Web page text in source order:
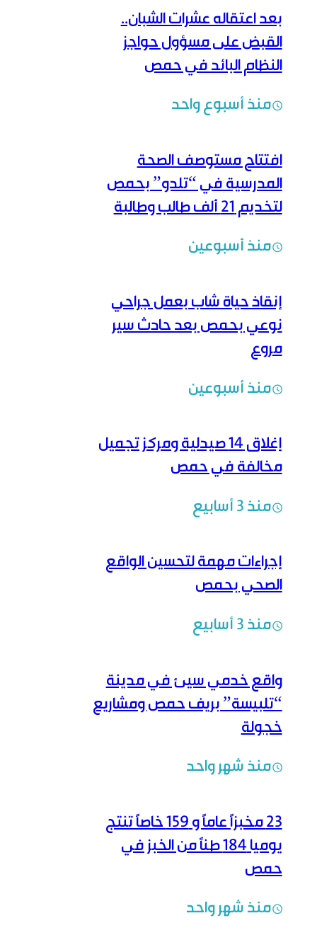
بعد اعتقاله عشرات الشبان..
القبض على مسؤول حواجز
النظام البائد في حمص
منذ أسبوع واحد
افتتاح مستوصف الصحة
المدرسية في “تلدو” بحمص
لتخديم 21 ألف طالب وطالبة
منذ أسبوعين
إنقاذ حياة شاب بعمل جراحي
نوعي بحمص بعد حادث سير
مروع
منذ أسبوعين
إغلاق 14 صيدلية ومركز تجميل
مخالفة في حمص
منذ 3 أسابيع
إجراءات مهمة لتحسين الواقع
الصحي بحمص
منذ 3 أسابيع
واقع خدمي سيئ في مدينة
“تلبيسة” بريف حمص ومشاريع
خجولة
منذ شهر واحد
23 مخبزاً عاماً و 159 خاصاً تنتج
يوميا 184 طناً من الخبز في
حمص
منذ شهر واحد